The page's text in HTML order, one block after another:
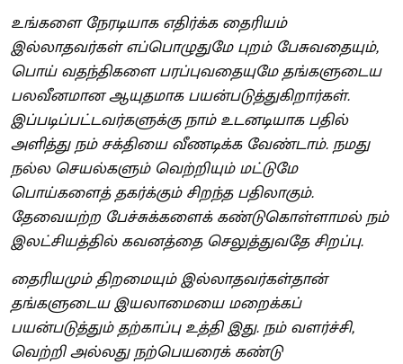
உங்களை நேரடியாக எதிர்க்க தைரியம்
இல்லாதவர்கள் எப்பொழுதுமே புறம் பேசுவதையும்,
பொய் வதந்திகளை பரப்புவதையுமே தங்களுடைய
பலவீனமான ஆயுதமாக பயன்படுத்துகிறார்கள்.
இப்படிப்பட்டவர்களுக்கு நாம் உடனடியாக பதில்
அளித்து நம் சக்தியை வீணடிக்க வேண்டாம். நமது
நல்ல செயல்களும் வெற்றியும் மட்டுமே
பொய்களைத் தகர்க்கும் சிறந்த பதிலாகும்.
தேவையற்ற பேச்சுக்களைக் கண்டுகொள்ளாமல் நம்
இலட்சியத்தில் கவனத்தை செலுத்துவதே சிறப்பு.
தைரியமும் திறமையும் இல்லாதவர்கள்தான்
தங்களுடைய இயலாமையை மறைக்கப்
பயன்படுத்தும் தற்காப்பு உத்தி இது. நம் வளர்ச்சி,
வெற்றி அல்லது நற்பெயரைக் கண்டு